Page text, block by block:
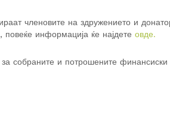
членовите на здружението и
повеќе информација ќе најдете овде.
за собраните и потрошените